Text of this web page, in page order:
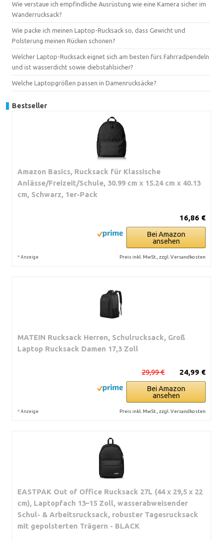
Wie verstaue ich empfindliche Ausrüstung wie eine Kamera sicher im
Wanderrucksack?
Wie packe ich meinen Laptop-Rucksack so, dass Gewicht und
Polsterung meinen Rücken schonen?
Welcher Laptop-Rucksack eignet sich am besten fürs Fahrradpendeln
und ist wasserdicht sowie diebstahlsicher?
Welche Laptopgrößen passen in Damenrucksäcke?
Bestseller
Amazon Basics, Rucksack für Klassische
Anlässe/Freizeit/Schule, 30.99 cm x 15.24 cm x 40.13
cm, Schwarz, 1er-Pack
16,86 €
Bei Amazon
ansehen
* Anzeige Preis inkl. MwSt., zzgl. Versandkosten
MATEIN Rucksack Herren, Schulrucksack, Groß
Laptop Rucksack Damen 17,3 Zoll
24,99 €
29,99 €
Bei Amazon
ansehen
* Anzeige Preis inkl. MwSt., zzgl. Versandkosten
EASTPAK Out of Office Rucksack 27L (44 x 29,5 x 22
cm), Laptopfach 13–15 Zoll, wasserabweisender
Schul- & Arbeitsrucksack, robuster Tagesrucksack
mit gepolsterten Trägern - BLACK